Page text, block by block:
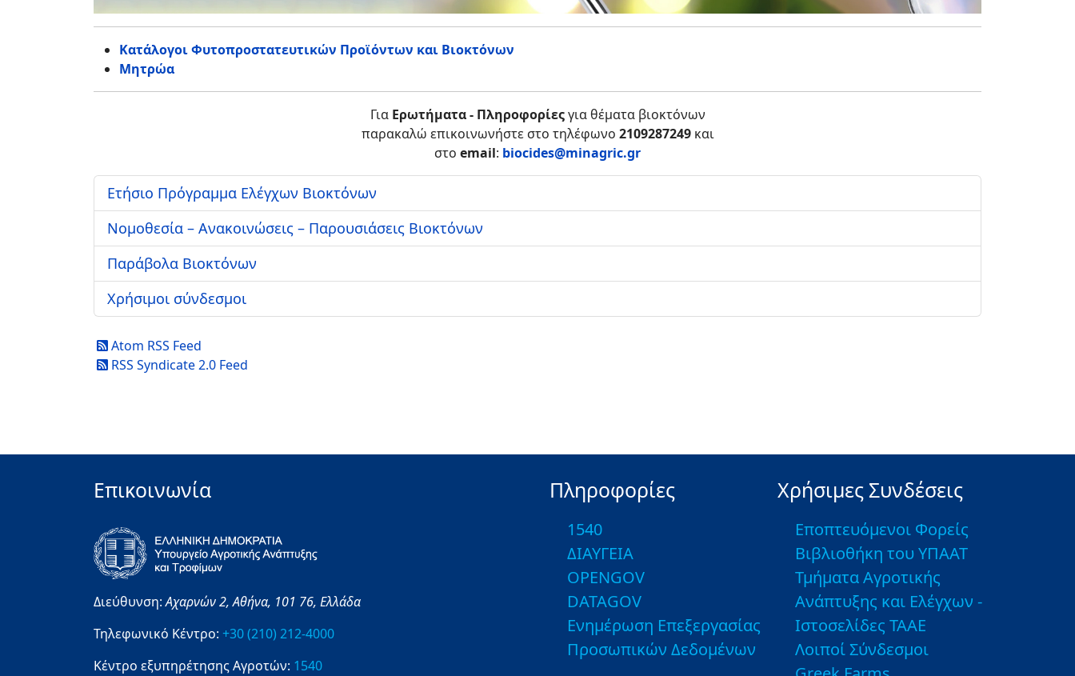
Κατάλογοι Φυτοπροστατευτικών Προϊόντων και Βιοκτόνων
Μητρώα
ΓιαΕρωτήματα - Πληροφορίεςγια θέματα βιοκτόνων
παρακαλώ επικοινωνήστε στο τηλέφωνο 2109287249και
στο email: biocides@minagric.gr
Ετήσιο Πρόγραμμα Ελέγχων Βιοκτόνων
Νομοθεσία – Ανακοινώσεις – Παρουσιάσεις Βιοκτόνων
Παράβολα Βιοκτόνων
Χρήσιμοι σύνδεσμοι
Atom RSS Feed
RSS Syndicate 2.0 Feed
Επικοινωνία
Διεύθυνση:Αχαρνών 2,Αθήνα, 101 76, Ελλάδα
Τηλεφωνικό Κέντρο: +30 (210) 212-4000
Κέντρο εξυπηρέτησης Αγροτών: 1540
Πληροφορίες
1540
ΔΙΑΥΓΕΙΑ
OPENGOV
DATAGOV
Ενημέρωση Επεξεργασίας
Προσωπικών Δεδομένων
Χρήσιμες Συνδέσεις
Εποπτευόμενοι Φορείς
Βιβλιοθήκη του ΥΠΑΑΤ
Τμήματα Αγροτικής
Ανάπτυξης και Ελέγχων -
Ιστοσελίδες ΤΑΑΕ
Λοιποί Σύνδεσμοι